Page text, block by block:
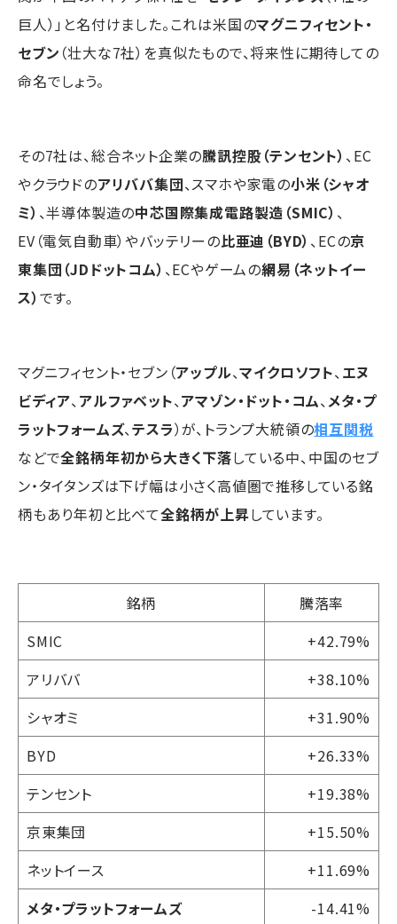
巨人）」と名付けました。これは米国のマグニフィセント・
セブン （壮大な7社）を真似たもので、将来性に期待しての
命名でしょう。
その7社は、総合ネット企業の騰訊控股（テンセント） 、EC
やクラウドのアリババ集団、スマホや家電の小米（シャオ
ミ） 、半導体製造の中芯国際集成電路製造（SMIC） 、
EV（電気自動車）やバッテリーの比亜迪（BYD） 、ECの京
東集団（JDドットコム） 、ECやゲームの網易（ネットイー
ス） です。
マグニフィセント・セブン（アップル、マイクロソフト、 エヌ
ビディア、 アルファベット、アマゾン・ドット・コム、 メタ・プ
ラットフォームズ、テスラ）が、トランプ大統領の相互関税
などで全銘柄年初から大きく下落している中、中国のセブ
ン・タイタンズは下げ幅は小さく高値圏で推移している銘
柄もあり年初と比べて全銘柄が上昇しています。
銘柄
騰落率
SMIC
+42.79%
アリババ
+38.10%
シャオミ
+31.90%
BYD
+26.33%
テンセント
+19.38%
京東集団
+15.50%
ネットイース
+11.69%
メタ・プラットフォームズ
-14.41%